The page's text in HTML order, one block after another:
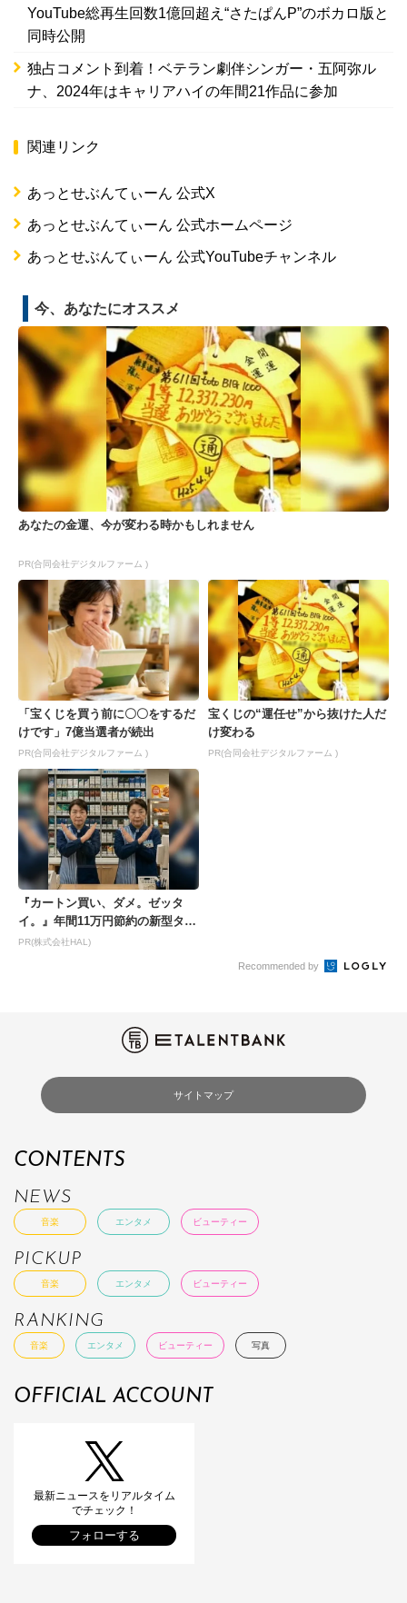
YouTube総再生回数1億回超え“さたぱんP”のボカロ版と
同時公開
独占コメント到着！ベテラン劇伴シンガー・五阿弥ル
ナ、2024年はキャリアハイの年間21作品に参加
関連リンク
あっとせぶんてぃーん 公式X
あっとせぶんてぃーん 公式ホームページ
あっとせぶんてぃーん 公式YouTubeチャンネル
今、あなたにオススメ
あなたの金運、今が変わる時かもしれません
PR(合同会社デジタルファーム )
「宝くじを買う前に〇〇をするだ
けです」7億当選者が続出
PR(合同会社デジタルファーム )
宝くじの“運任せ”から抜けた人だ
け変わる
PR(合同会社デジタルファーム )
『カートン買い、ダメ。ゼッタ
イ。』年間11万円節約の新型タバ
コが爆売れ
PR(株式会社HAL)
Recommended by
サイトマップ
CONTENTS
NEWS
音楽 エンタメ ビューティー
PICKUP
音楽 エンタメ ビューティー
RANKING
音楽 エンタメ ビューティー 写真
OFFICIAL ACCOUNT
最新ニュースをリアルタイム
でチェック！
フォローする